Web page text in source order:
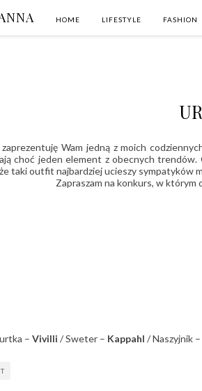
HOME LIFESTYLE FASHION
zaprezentuję Wam jedną z moich
choć jeden element z obecnych
taki outfit najbardziej ucieszy sympatyków
Zapraszam na konkurs, w którym
– Vivilli / Sweter – Kappahl / Naszyjnik –